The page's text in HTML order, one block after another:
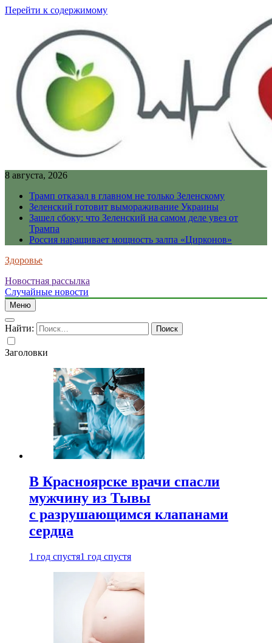
Перейти к содержимому
8 августа, 2026
Трамп отказал в главном не только Зеленскому
Зеленский готовит вымораживание Украины
Зашел сбоку: что Зеленский на самом деле увез от
Трампа
Россия наращивает мощность залпа «Цирконов»
Здоровье
Новостная рассылка
Случайные новости
Меню
Найти:
Заголовки
В Красноярске врачи спасли
мужчину из Тывы
с разрушающимся клапанами
сердца
1 год спустя1 год спустя